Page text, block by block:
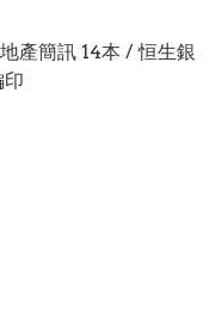
產簡訊 14本 / 恒生銀
印